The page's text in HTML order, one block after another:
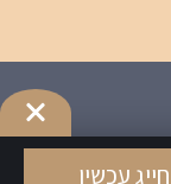
חייג עכשיו